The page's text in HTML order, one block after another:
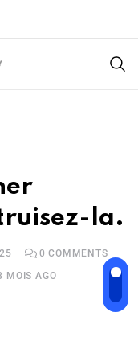
la.
0 COMMENTS
MOIS AGO